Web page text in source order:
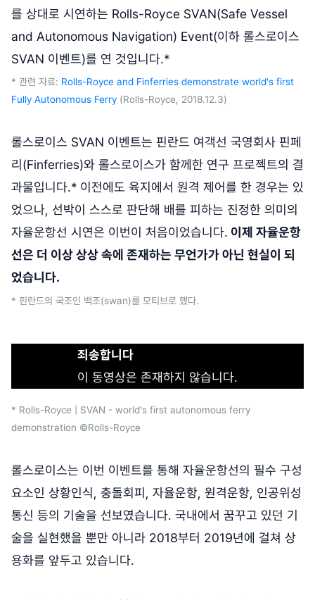
를 상대로 시연하는 Rolls-Royce SVAN(Safe Vessel
and Autonomous Navigation) Event(이하 롤스로이스
SVAN 이벤트)를 연 것입니다.*
* 관련 자료: Rolls-Royce and Finferries demonstrate world's first
Fully Autonomous Ferry (Rolls-Royce, 2018.12.3)
롤스로이스 SVAN 이벤트는 핀란드 여객선 국영회사 핀페
리(Finferries)와 롤스로이스가 함께한 연구 프로젝트의 결
과물입니다.* 이전에도 육지에서 원격 제어를 한 경우는 있
었으나, 선박이 스스로 판단해 배를 피하는 진정한 의미의
자율운항선 시연은 이번이 처음이었습니다. 이제 자율운항
선은 더 이상 상상 속에 존재하는 무언가가 아닌 현실이 되
었습니다.
* 핀란드의 국조인 백조(swan)를 모티브로 했다.
죄송합니다
이 동영상은 존재하지 않습니다.
* Rolls-Royce | SVAN - world's first autonomous ferry
demonstration ©Rolls-Royce
롤스로이스는 이번 이벤트를 통해 자율운항선의 필수 구성
요소인 상황인식, 충돌회피, 자율운항, 원격운항, 인공위성
통신 등의 기술을 선보였습니다. 국내에서 꿈꾸고 있던 기
술을 실현했을 뿐만 아니라 2018부터 2019년에 걸쳐 상
용화를 앞두고 있습니다.